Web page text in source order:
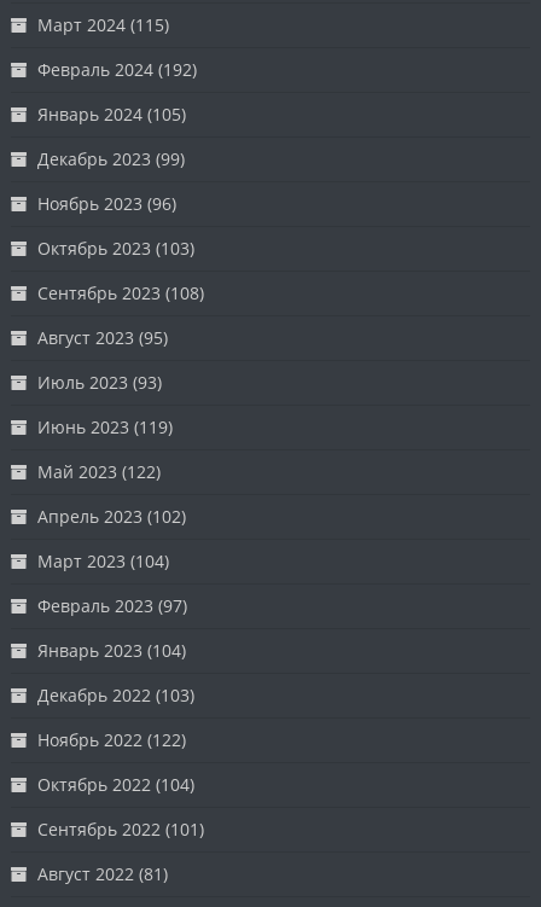
Март 2024 (115)
Февраль 2024 (192)
Январь 2024 (105)
Декабрь 2023 (99)
Ноябрь 2023 (96)
Октябрь 2023 (103)
Сентябрь 2023 (108)
Август 2023 (95)
Июль 2023 (93)
Июнь 2023 (119)
Май 2023 (122)
Апрель 2023 (102)
Март 2023 (104)
Февраль 2023 (97)
Январь 2023 (104)
Декабрь 2022 (103)
Ноябрь 2022 (122)
Октябрь 2022 (104)
Сентябрь 2022 (101)
Август 2022 (81)